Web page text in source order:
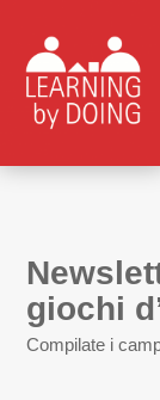
giochi
Compilate i